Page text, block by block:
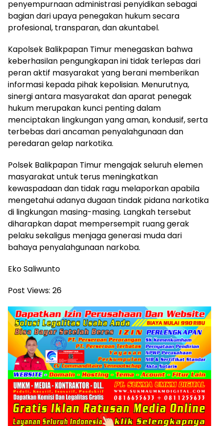
penyempurnaan administrasi penyidikan sebagai
bagian dari upaya penegakan hukum secara
profesional, transparan, dan akuntabel.
Kapolsek Balikpapan Timur menegaskan bahwa
keberhasilan pengungkapan ini tidak terlepas dari
peran aktif masyarakat yang berani memberikan
informasi kepada pihak kepolisian. Menurutnya,
sinergi antara masyarakat dan aparat penegak
hukum merupakan kunci penting dalam
menciptakan lingkungan yang aman, kondusif, serta
terbebas dari ancaman penyalahgunaan dan
peredaran gelap narkotika.
Polsek Balikpapan Timur mengajak seluruh elemen
masyarakat untuk terus meningkatkan
kewaspadaan dan tidak ragu melaporkan apabila
mengetahui adanya dugaan tindak pidana narkotika
di lingkungan masing-masing. Langkah tersebut
diharapkan dapat mempersempit ruang gerak
pelaku sekaligus menjaga generasi muda dari
bahaya penyalahgunaan narkoba.
Eko Saliwunto
Post Views: 26